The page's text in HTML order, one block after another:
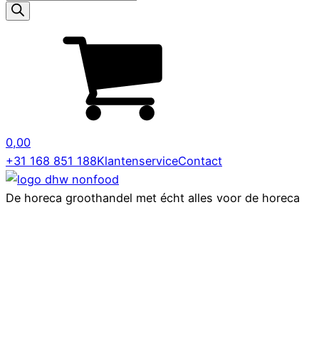
zoeken
0,00
+31 168 851 188KlantenserviceContact
De horeca groothandel met écht alles voor de horeca